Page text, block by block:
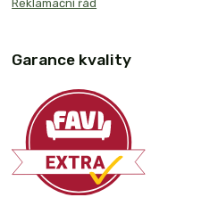
Reklamační řád
Garance kvality